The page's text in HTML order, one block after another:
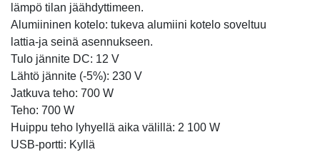
lämpö tilan jäähdyttimeen.
Alumiininen kotelo: tukeva alumiini kotelo soveltuu
lattia-ja seinä asennukseen.
Tulo jännite DC: 12 V
Lähtö jännite (-5%): 230 V
Jatkuva teho: 700 W
Teho: 700 W
Huippu teho lyhyellä aika välillä: 2 100 W
USB-portti: Kyllä